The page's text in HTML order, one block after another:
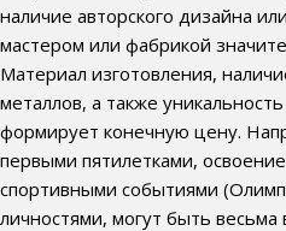
наличие авторского дизайна
мастером или фабрикой
Материал изготовления,
металлов, а также
формирует конечную цену.
первыми пятилетками,
спортивными событиями
личностями, могут быть весьма